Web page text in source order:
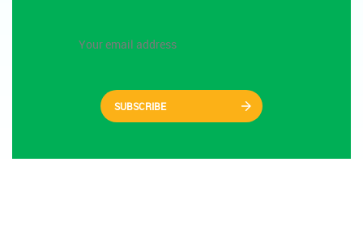
SUBSCRIBE